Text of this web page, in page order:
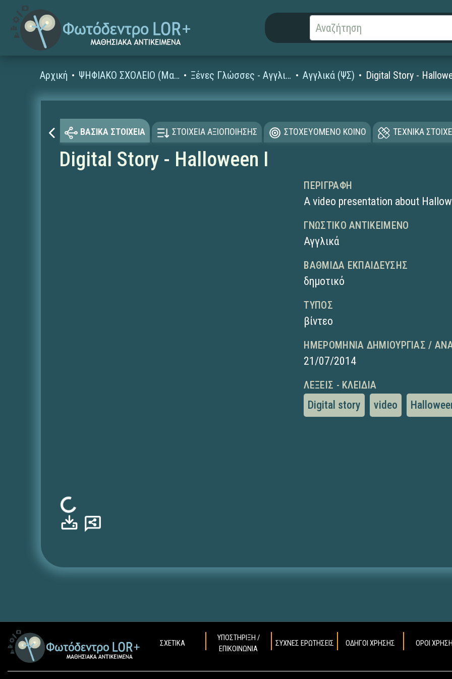
Αρχική ΨΗΦΙΑΚΟ ΣΧΟΛΕΙΟ (Μαθησιακά Αντικείμενα) Ξένες Γλώσσες - Αγγλικά Αγγλικά (ΨΣ) Digital Story -
ΒΑΣΙΚΑ ΣΤΟΙΧΕΙΑ ΣΤΟΙΧΕΙΑ ΑΞΙΟΠΟΙΗΣΗΣ ΣΤΟΧΕΥΟΜΕΝΟ ΚΟΙΝΟ ΤΕΧΝΙΚΑ
Digital Story - Halloween I
Φόρτωση...
ΠΕΡΙΓΡΑΦΉ
A video presentation about
ΓΝΩΣΤΙΚΌ ΑΝΤΙΚΕΊΜΕΝΟ
Αγγλικά
ΒΑΘΜΊΔΑ ΕΚΠΑΊΔΕΥΣΗΣ
δημοτικό
ΤΎΠΟΣ
βίντεο
ΗΜΕΡΟΜΗΝΊΑ ΔΗΜΙΟΥΡΓΊΑΣ /
21/07/2014
ΛΈΞΕΙΣ - ΚΛΕΙΔΙΆ
Digital story video
ΣΧΕΤΙΚΑ
ΥΠΟΣΤΗΡΙΞΗ /
ΕΠΙΚΟΙΝΩΝΙΑ
ΣΥΧΝΕΣ ΕΡΩΤΗΣΕΙΣ ΟΔΗΓΟΙ ΧΡΗΣΗΣ ΟΡΟΙ